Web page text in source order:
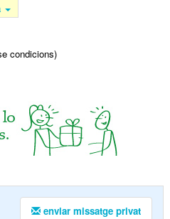
condicions)
enviar missatge privat